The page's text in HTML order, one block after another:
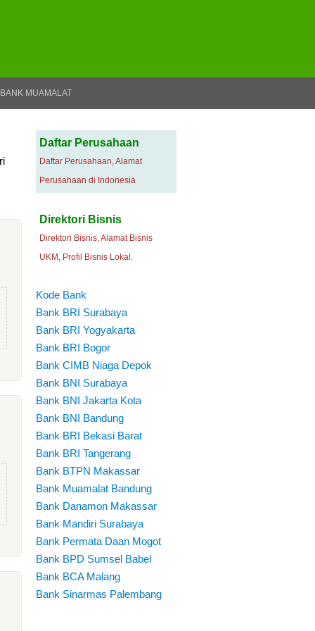
BANK MUAMALAT
Daftar Perusahaan
Daftar Perusahaan, Alamat
Perusahaan di Indonesia
Direktori Bisnis
Direktori Bisnis, Alamat Bisnis
UKM, Profil Bisnis Lokal.
Kode Bank
Bank BRI Surabaya
Bank BRI Yogyakarta
Bank BRI Bogor
Bank CIMB Niaga Depok
Bank BNI Surabaya
Bank BNI Jakarta Kota
Bank BNI Bandung
Bank BRI Bekasi Barat
Bank BRI Tangerang
Bank BTPN Makassar
Bank Muamalat Bandung
Bank Danamon Makassar
Bank Mandiri Surabaya
Bank Permata Daan Mogot
Bank BPD Sumsel Babel
Bank BCA Malang
Bank Sinarmas Palembang